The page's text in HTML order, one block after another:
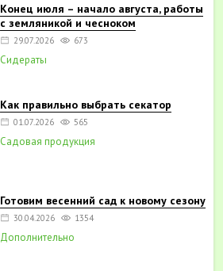
Конец июля – начало августа, работы
с земляникой и чесноком
29.07.2026 673
Сидераты
Как правильно выбрать секатор
01.07.2026 565
Садовая продукция
Готовим весенний сад к новому сезону
30.04.2026 1354
Дополнительно